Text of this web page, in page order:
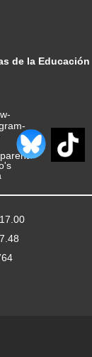
de la Educación